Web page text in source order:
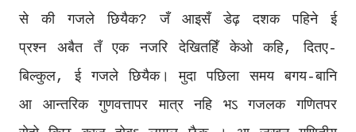
से की गजले छियैक? जँ आइसँ डेढ़ दशक पहिने ई
प्रश्न अबैत तँ एक नजरि देखितहिँ केओ कहि, दितए-
बिल्कुल, ई गजले छियैक। मुदा पछिला समय बगय-बानि
आ आन्तरिक गुणवत्तापर मात्र नहि भऽ गजलक गणितपर